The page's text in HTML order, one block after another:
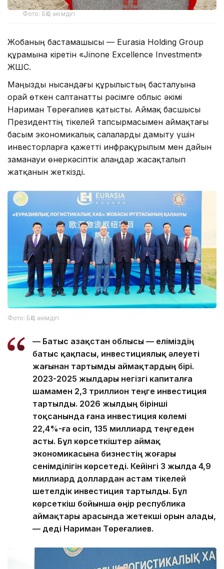
Фото: БҚО әкімдігі
Жобаның бастамашысы — Eurasia Holding Group
құрамына кіретін «Jinone Excellence Investment»
ЖШС.
Маңызды нысандағы құрылыстың басталуына
орай өткен салтанатты рәсімге облыс әкімі
Нариман Төреғалиев қатысты. Аймақ басшысы
Президенттің тікелей тапсырмасымен аймақтағы
басым экономикалық салаларды дамыту үшін
инвесторларға қажетті инфрақұрылым мен дайын
заманауи өнеркәсіптік алаңдар жасақталып
жатқанын жеткізді.
Фото: БҚО әкімдігі
— Батыс Қазақстан облысы — еліміздің
батыс қақпасы, инвестициялық әлеуеті
жағынан тартымды аймақтардың бірі.
2023-2025 жылдары негізгі капиталға
шамамен 2,3 триллион теңге инвестиция
тартылды. 2026 жылдың бірінші
тоқсанында ғана инвестиция көлемі
22,4%-ға өсіп, 135 миллиард теңгеден
асты. Бұл көрсеткіштер аймақ
экономикасына бизнестің жоғары
сенімділігін көрсетеді. Кейінгі 3 жылда 4,9
миллиард доллардан астам тікелей
шетелдік инвестиция тартылды. Бұл
көрсеткіш бойынша өңір республика
аймақтары арасында жетекші орын алады,
— деді Нариман Төреғалиев.